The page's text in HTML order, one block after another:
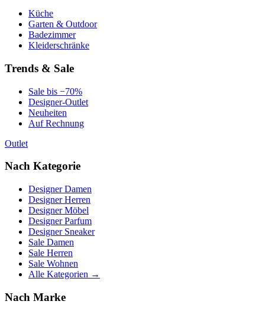
Küche
Garten & Outdoor
Badezimmer
Kleiderschränke
Trends & Sale
Sale bis −70%
Designer-Outlet
Neuheiten
Auf Rechnung
Outlet
Nach Kategorie
Designer Damen
Designer Herren
Designer Möbel
Designer Parfum
Designer Sneaker
Sale Damen
Sale Herren
Sale Wohnen
Alle Kategorien →
Nach Marke